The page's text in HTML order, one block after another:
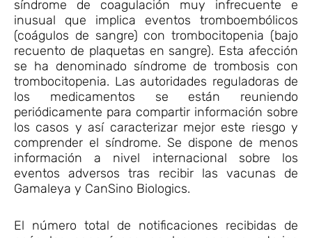
síndrome de coagulación muy infrecuente e
inusual que implica eventos tromboembólicos
(coágulos de sangre) con trombocitopenia (bajo
recuento de plaquetas en sangre). Esta afección
se ha denominado síndrome de trombosis con
trombocitopenia. Las autoridades reguladoras de
los medicamentos se están reuniendo
periódicamente para compartir información sobre
los casos y así caracterizar mejor este riesgo y
comprender el síndrome. Se dispone de menos
información a nivel internacional sobre los
eventos adversos tras recibir las vacunas de
Gamaleya y CanSino Biologics.
El número total de notificaciones recibidas de